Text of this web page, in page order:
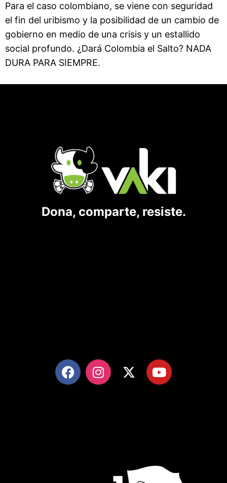
Para el caso colombiano, se viene con seguridad
el fin del uribismo y la posibilidad de un cambio de
gobierno en medio de una crisis y un estallido
social profundo. ¿Dará Colombia el Salto? NADA
DURA PARA SIEMPRE.
Dona, comparte, resiste.